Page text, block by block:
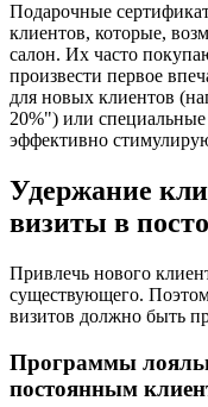
Подарочные
клиентов, которые,
салон. Их часто
произвести первое
для новых клиентов
20%") или
эффективно
Удержание
визиты в
Привлечь нового
существующего.
визитов должно быть
Программы
постоянным